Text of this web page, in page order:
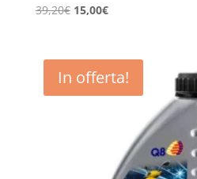
39,20€ Il
era:
39,20€.
15,00€Il
è:
15,00€.
In offerta!